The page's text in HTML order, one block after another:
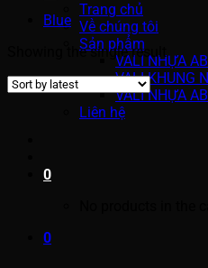
Trang chủ
Về chúng tôi
Sản phẩm
VALI NHỰA
VALI KHUNG
VALI NHỰA
Liên hệ
0
0
Blue
Showing the single result